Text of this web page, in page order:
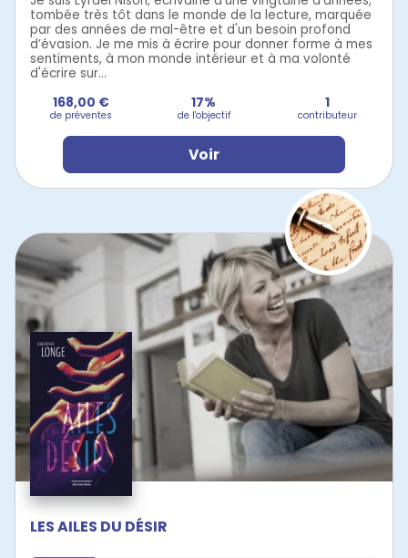
tombée très tôt dans le monde de la lecture, marquée
par des années de mal-être et d'un besoin profond
d’évasion. Je me mis à écrire pour donner forme à mes
sentiments, à mon monde intérieur et à ma volonté
d'écrire sur...
168,00 €
de préventes
17%
de l'objectif
1
contributeur
Voir
LES AILES DU DÉSIR